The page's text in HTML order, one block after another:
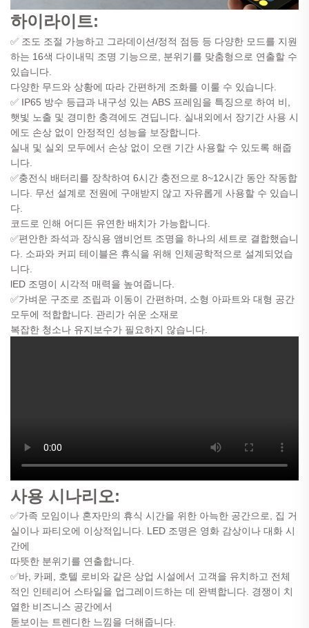
하이라이트:
✅ 조도 조절 가능하고 그라데이션/정적 점등 등 다양한 모드를 지원
하는 16색 다이내믹 조명 기능으로, 분위기를 맞춤형으로 연출할 수
있습니다.
다양한 무드와 상황에 따라 간편하게 조화를 이룰 수 있습니다.
✅ IP65 방수 등급과 내구성 있는 ABS 프레임을 특징으로 하여 비,
햇빛 노출 및 경미한 충격에도 견딥니다. 실내외에서 장기간 사용 시
에도 손상 없이 안정적인 성능을 보장합니다.
실내 및 실외 모두에서 손상 없이 오랜 기간 사용할 수 있도록 해줍
니다.
✅충전식 배터리를 장착하여 6시간 충전으로 8~12시간 동안 작동합
니다. 무선 설계로 전원에 구애받지 않고 자유롭게 사용할 수 있습니
다.
코드로 인해 어디든 유연한 배치가 가능합니다.
✅편안한 좌석과 장식용 앰비언트 조명을 하나의 세트로 결합했습니
다. 소파와 커피 테이블은 휴식을 위해 인체공학적으로 설계되었습
니다.
lED 조명이 시각적 매력을 높여줍니다.
✅가벼운 구조로 조립과 이동이 간편하며, 소형 아파트와 대형 공간
모두에 적합합니다. 관리가 쉬운 소재로
복잡한 청소나 유지보수가 필요하지 않습니다.
사용 시나리오:
✅가족 모임이나 혼자만의 휴식 시간을 위한 아늑한 공간으로, 집 거
실이나 파티오에 이상적입니다. LED 조명은 영화 감상이나 대화 시
간에
따뜻한 분위기를 연출합니다.
✅바, 카페, 호텔 로비와 같은 상업 시설에서 고객을 유치하고 전체
적인 인테리어 스타일을 업그레이드하는 데 완벽합니다. 경쟁이 치
열한 비즈니스 공간에서
돋보이는 트렌디한 느낌을 더해줍니다.